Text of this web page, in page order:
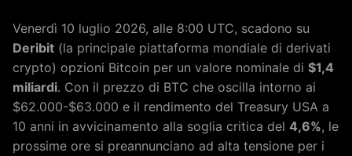
Venerdì 10 luglio 2026, alle 8:00 UTC, scadono su
Deribit (la principale piattaforma mondiale di derivati
crypto) opzioni Bitcoin per un valore nominale di $1,4
miliardi. Con il prezzo di BTC che oscilla intorno ai
$62.000-$63.000 e il rendimento del Treasury USA a
10 anni in avvicinamento alla soglia critica del 4,6%, le
prossime ore si preannunciano ad alta tensione per i